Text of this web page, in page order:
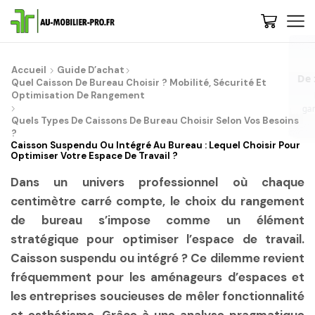
Accueil
Guide D’achat
Quel Caisson De Bureau Choisir ? Mobilité, Sécurité Et
Optimisation De Rangement
Quels Types De Caissons De Bureau Choisir Selon Vos Besoins
?
Caisson Suspendu Ou Intégré Au Bureau : Lequel Choisir Pour
Optimiser Votre Espace De Travail ?
Dans un univers professionnel où chaque
centimètre carré compte, le choix du rangement
de bureau s’impose comme un élément
stratégique pour optimiser l’espace de travail.
Caisson suspendu ou intégré ? Ce dilemme revient
fréquemment pour les aménageurs d’espaces et
les entreprises soucieuses de mêler fonctionnalité
De : Au-Mobilier-Pro
Bienvenue, 🚀 Etape 1 : Nous vous conseillons de découvrir les
gammes et choisir votre style - Cliquez-ici | 💡 Trop de choix ? Besoin